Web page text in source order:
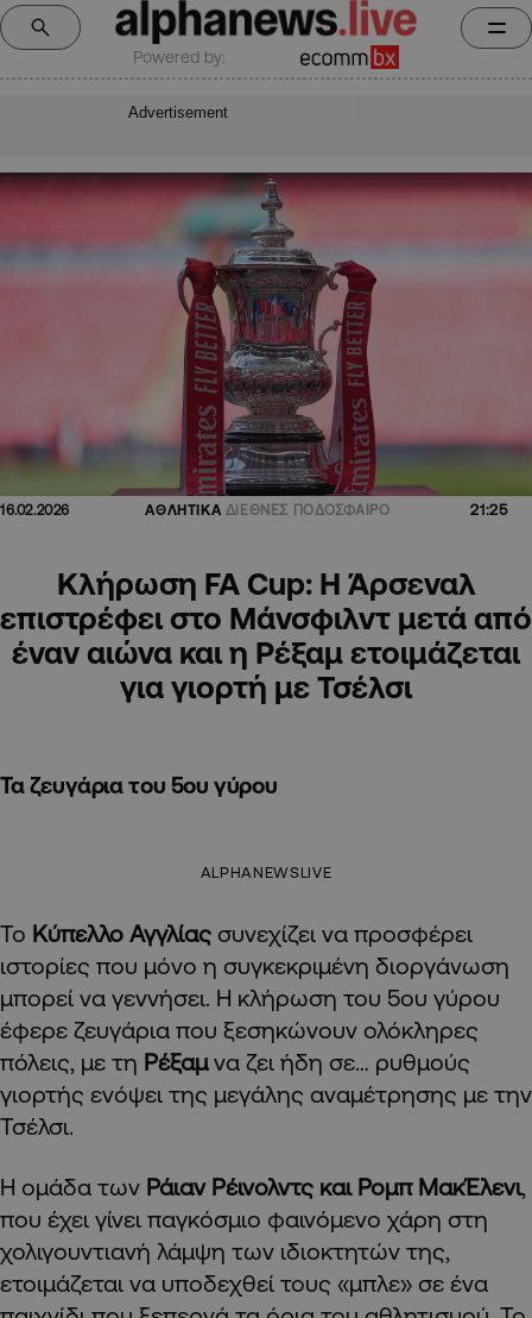
Powered by:
Advertisement
16.02.2026 ΑΘΛΗΤΙΚΑ ΔΙΕΘΝΕΣ ΠΟΔΟΣΦΑΙΡΟ 21:25
Κλήρωση FA Cup: Η Άρσεναλ
επιστρέφει στο Μάνσφιλντ μετά από
έναν αιώνα και η Ρέξαμ ετοιμάζεται
για γιορτή με Τσέλσι
Τα ζευγάρια του 5ου γύρου
ALPHANEWSLIVE
Το Κύπελλο Αγγλίας συνεχίζει να προσφέρει
ιστορίες που μόνο η συγκεκριμένη διοργάνωση
μπορεί να γεννήσει. Η κλήρωση του 5ου γύρου
έφερε ζευγάρια που ξεσηκώνουν ολόκληρες
πόλεις, με τη Ρέξαμνα ζει ήδη σε… ρυθμούς
γιορτής ενόψει της μεγάλης αναμέτρησης με την
Τσέλσι.
Η ομάδα των Ράιαν Ρέινολντς και Ρομπ ΜακΈλενι,
που έχει γίνει παγκόσμιο φαινόμενο χάρη στη
χολιγουντιανή λάμψη των ιδιοκτητών της,
ετοιμάζεται να υποδεχθεί τους «μπλε» σε ένα